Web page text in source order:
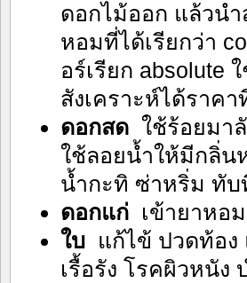
ดอกไม้ออก แล้วนำ
หอมที่ได้เรียกว่า
อร์เรียก absolute
สังเคราะห์ได้ราค
ดอกสด ใช้ร้อยมา
ใช้ลอยน้ำให้มีกลิ่น
น้ำกะทิ ซ่าหริ่ม ทับ
ดอกแก่ เข้ายาหอ
ใบ แก้ไข้ ปวดท้อ
เรื้อรัง โรคผิวหนัง